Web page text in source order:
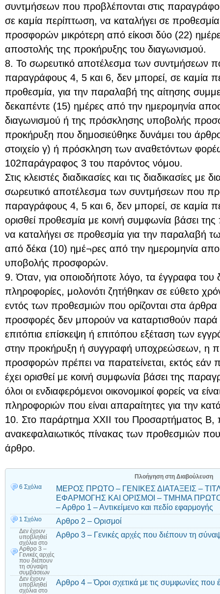
συντμήσεων που προβλέπονται στις
σε καμία περίπτωση, να καταλήγει σε
προσφορών μικρότερη από είκοσι δύο (22)
αποστολής της προκήρυξης του διαγωνισμού.
8. Το σωρευτικό αποτέλεσμα των συντμήσεων
παραγράφους 4, 5 και 6, δεν μπορεί, σε καμία
προθεσμία, για την παραλαβή της αίτησης
δεκαπέντε (15) ημέρες από την ημερομηνία
διαγωνισμού ή της πρόσκλησης υποβολής
προκήρυξη που δημοσιεύθηκε δυνάμει του
στοιχείο γ) ή πρόσκληση των αναθετόντων
102παράγραφος 3 του παρόντος νόμου.
Στις κλειστές διαδικασίες και τις διαδικασίες με
σωρευτικό αποτέλεσμα των συντμήσεων που
παραγράφους 4, 5 και 6, δεν μπορεί, σε καμία
ορισθεί προθεσμία με κοινή συμφωνία βάσει
να καταλήγει σε προθεσμία για την παραλαβή
από δέκα (10) ημέ¬ρες από την ημερομηνία
υποβολής προσφορών.
9. Όταν, για οποιοδήποτε λόγο, τα έγγραφα του
πληροφορίες, μολονότι ζητήθηκαν σε εύθετο
εντός των προθεσμιών που ορίζονται στα άρθρα
προσφορές δεν μπορούν να καταρτισθούν
επιτόπια επίσκεψη ή επιτόπου εξέταση των
στην προκήρυξη ή συγγραφή υποχρεώσεων, η
προσφορών πρέπει να παρατείνεται, εκτός εάν
έχει ορισθεί με κοινή συμφωνία βάσει της
όλοι οι ενδιαφερόμενοι οικονομικοί φορείς να
πληροφοριών που είναι απαραίτητες για την
10. Στο παράρτημα ΧΧΙΙ του Προσαρτήματος Β,
ανακεφαλαιωτικός πίνακας των προθεσμιών
άρθρο.
Πλοήγηση στη Διαβούλευση
6 Σχόλια
ΜΕΡΟΣ ΠΡΩΤΟ – ΓΕΝΙΚΕΣ ΔΙΑΤΑΞΕΙΣ –
ΕΦΑΡΜΟΓΗΣ ΚΑΙ ΟΡΙΣΜΟΙ – ΤΜΗΜΑ
– Αρθρο 1 – Αντικείμενο και πεδίο εφαρμογής
1 Σχόλιο Αρθρο 2 – Ορισμοί
Δεν έχουν
υποβληθεί
σχόλια στο
Αρθρο 3 –
Γενικές αρχές
που διέπουν
τη σύναψη
συμβάσεων
Αρθρο 3 – Γενικές αρχές που διέπουν τη
Δεν έχουν
υποβληθεί
σχόλια στο
Αρθρο 4 – Όροι σχετικά με τις συμφωνίες που